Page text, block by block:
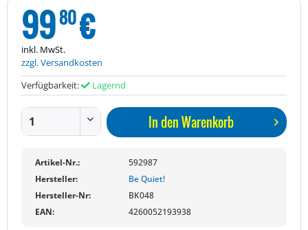
9980€
inkl. MwSt.
zzgl. Versandkosten
Verfügbarkeit:
Lagernd
In denWarenkorb
Artikel-Nr.:
592987
Hersteller:
Be Quiet!
Hersteller-Nr:
BK048
EAN:
4260052193938